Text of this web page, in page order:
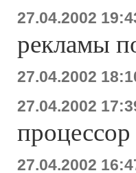
27.04.2002
рекламы
27.04.2002
27.04.2002
27.04.2002